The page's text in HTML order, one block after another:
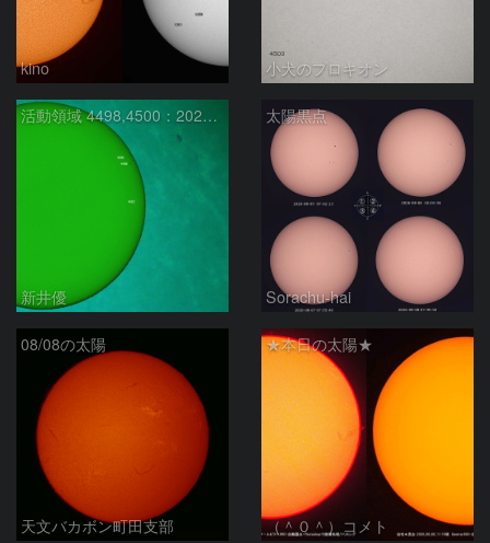
kino 小犬のプロキオン
活動領域 4498,4500：2026/08/08
新井優
太陽黒点
Sorachu-hai
08/08の太陽
天文バカボン町田支部
★本日の太陽★
（＾０＾）コメト